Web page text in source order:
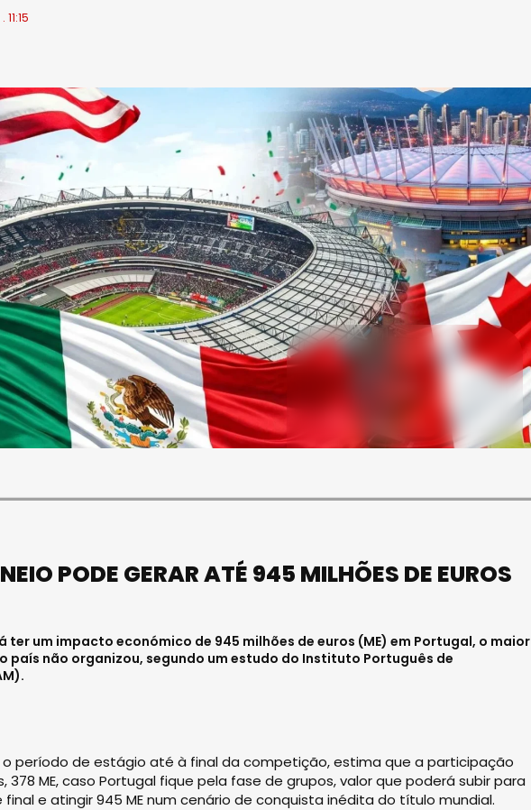
PODE GERAR ATÉ 945 MILHÕES DE EUROS
ter um impacto económico de 945 milhões de euros (ME) em Portugal, o maior
país não organizou, segundo um estudo do Instituto Português de
período de estágio até à final da competição, estima que a participação
378 ME, caso Portugal fique pela fase de grupos, valor que poderá subir para
final e atingir 945 ME num cenário de conquista inédita do título mundial.
SOCIEDADE
FALECEU PAULA ALMEIDA,
HOSPITAL DE VISEU